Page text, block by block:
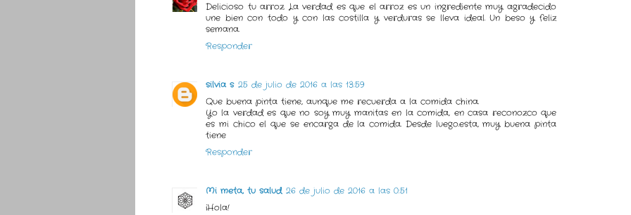
Delicioso tu arroz. La verdad es que el arroz es un ingrediente muy agradecido
une bien con todo y con las costilla y verduras se lleva ideal. Un beso y feliz
semana.
Responder
silvia s 25 de julio de 2016 a las 13:59
Que buena pinta tiene, aunque me recuerda a la comida china.
Yo la verdad es que no soy muy manitas en la comida, en casa reconozco que
es mi chico el que se encarga de la comida. Desde luego.esta, muy buena pinta
tiene
Responder
Mi meta, tu salud 26 de julio de 2016 a las 0:51
¡Hola!